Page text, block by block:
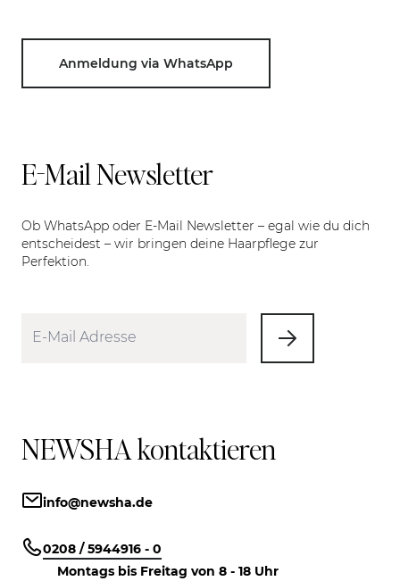
Anmeldung via WhatsApp
E-Mail Newsletter
Ob WhatsApp oder E-Mail Newsletter – egal wie du dich
entscheidest – wir bringen deine Haarpflege zur
Perfektion.
NEWSHA kontaktieren
info@newsha.de
0208 / 5944916 - 0
Montags bis Freitag von 8 - 18 Uhr